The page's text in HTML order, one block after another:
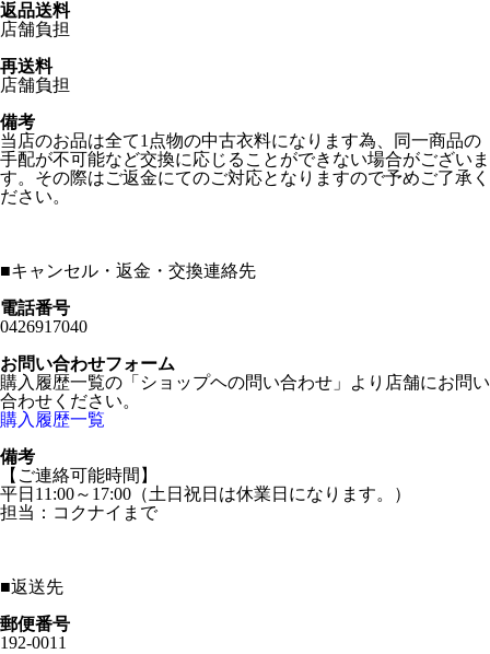
返品送料
店舗負担
再送料
店舗負担
備考
当店のお品は全て1点物の中古衣料になります為、同一商品の
手配が不可能など交換に応じることができない場合がございま
す。その際はご返金にてのご対応となりますので予めご了承く
ださい。
■キャンセル・返金・交換連絡先
電話番号
0426917040
お問い合わせフォーム
購入履歴一覧の「ショップヘの問い合わせ」より店舗にお問い
合わせください。
購入履歴一覧
備考
【ご連絡可能時間】
平日11:00～17:00（土日祝日は休業日になります。）
担当：コクナイまで
■返送先
郵便番号
192-0011